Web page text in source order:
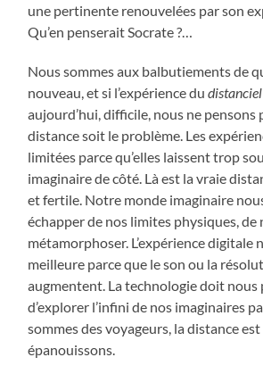
une pertinente renouvelées par son
Qu’en penserait Socrate ?…
Nous sommes aux balbutiements de
nouveau, et si l’expérience dudistanciel
aujourd’hui, difficile, nous ne pensons
distance soit le problème. Les
limitées parce qu’elles laissent trop
imaginaire de côté. Là est la vraie
et fertile. Notre monde imaginaire
échapper de nos limites physiques, de
métamorphoser. L’expérience digitale
meilleure parce que le son ou la
augmentent. La technologie doit
d’explorer l’infini de nos imaginaires
sommes des voyageurs, la distance
épanouissons.